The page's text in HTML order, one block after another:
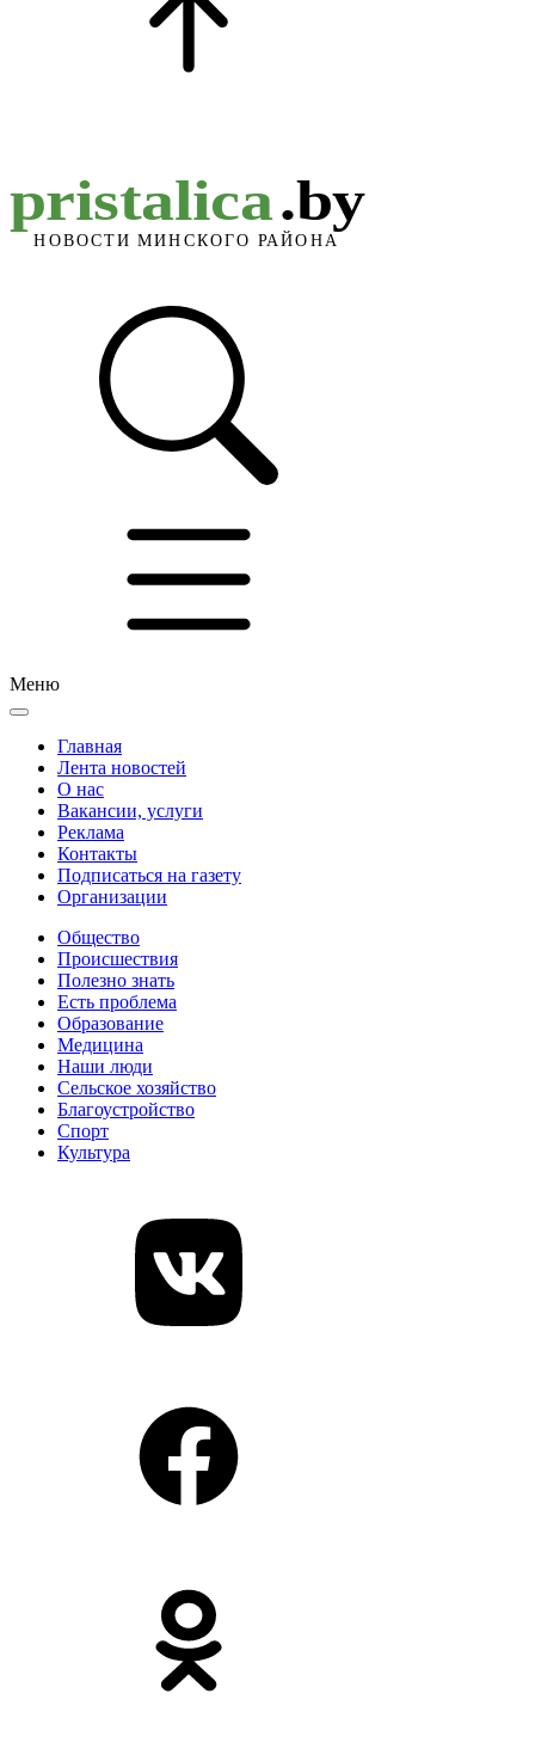
Меню
Главная
Лента новостей
О нас
Вакансии, услуги
Реклама
Контакты
Подписаться на газету
Организации
Общество
Происшествия
Полезно знать
Есть проблема
Образование
Медицина
Наши люди
Сельское хозяйство
Благоустройство
Спорт
Культура